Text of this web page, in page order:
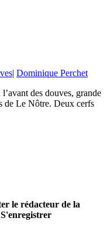
| Dominique Perchet
des douves, grande
de Le Nôtre. Deux cerfs
le rédacteur de la